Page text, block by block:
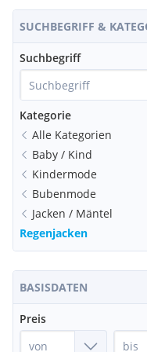
SUCHBEGRIFF &
Suchbegriff
Kategorie
Alle Kategorien
Baby / Kind
Kindermode
Bubenmode
Jacken / Mäntel
Regenjacken
BASISDATEN
Preis